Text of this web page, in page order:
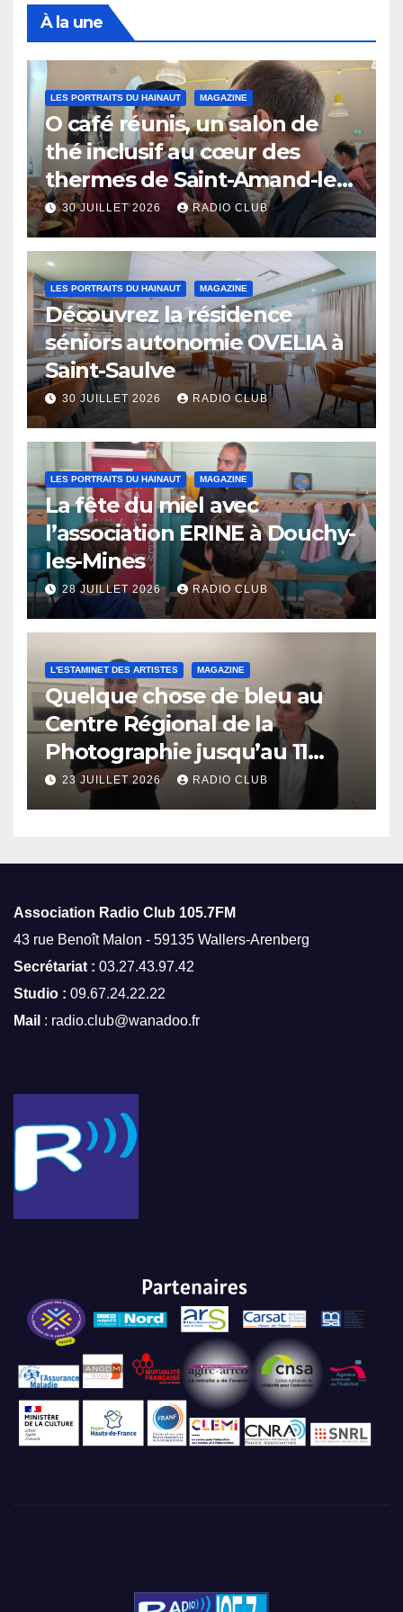
À la une
LES PORTRAITS DU HAINAUT MAGAZINE
O café réunis, un salon de
thé inclusif au cœur des
thermes de Saint-Amand-les-
Eaux
30 JUILLET 2026 RADIO CLUB
LES PORTRAITS DU HAINAUT MAGAZINE
Découvrez la résidence
séniors autonomie OVELIA à
Saint-Saulve
30 JUILLET 2026 RADIO CLUB
LES PORTRAITS DU HAINAUT MAGAZINE
La fête du miel avec
l’association ERINE à Douchy-
les-Mines
28 JUILLET 2026 RADIO CLUB
L'ESTAMINET DES ARTISTES MAGAZINE
Quelque chose de bleu au
Centre Régional de la
Photographie jusqu’au 11
octobre
23 JUILLET 2026 RADIO CLUB
Association Radio Club 105.7FM
43 rue Benoît Malon - 59135 Wallers-Arenberg
Secrétariat : 03.27.43.97.42
Studio : 09.67.24.22.22
Mail : radio.club@wanadoo.fr